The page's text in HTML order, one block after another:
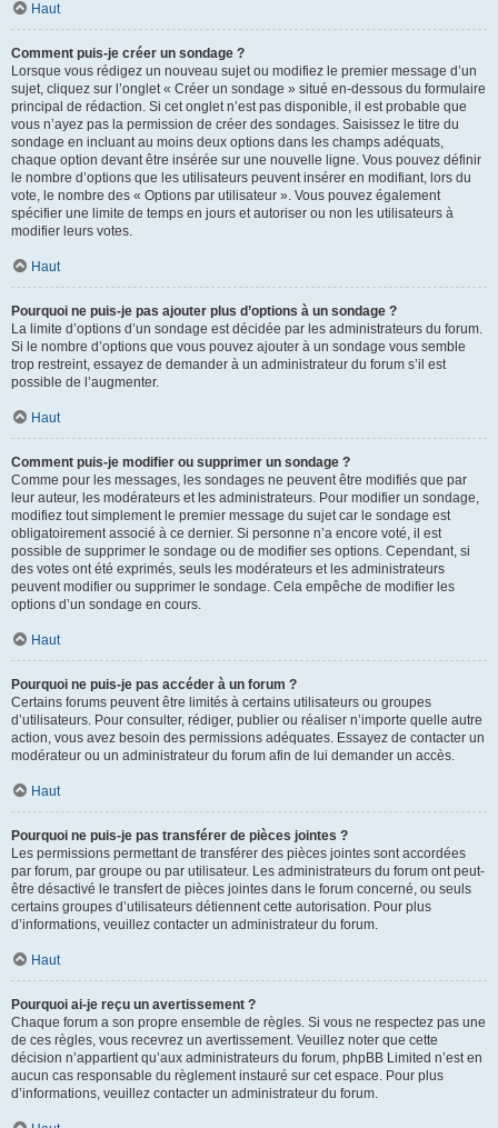
Haut
Comment puis-je créer un sondage ?
Lorsque vous rédigez un nouveau sujet ou modifiez le premier message d’un
sujet, cliquez sur l’onglet « Créer un sondage » situé en-dessous du formulaire
principal de rédaction. Si cet onglet n’est pas disponible, il est probable que
vous n’ayez pas la permission de créer des sondages. Saisissez le titre du
sondage en incluant au moins deux options dans les champs adéquats,
chaque option devant être insérée sur une nouvelle ligne. Vous pouvez définir
le nombre d’options que les utilisateurs peuvent insérer en modifiant, lors du
vote, le nombre des « Options par utilisateur ». Vous pouvez également
spécifier une limite de temps en jours et autoriser ou non les utilisateurs à
modifier leurs votes.
Haut
Pourquoi ne puis-je pas ajouter plus d’options à un sondage ?
La limite d’options d’un sondage est décidée par les administrateurs du forum.
Si le nombre d’options que vous pouvez ajouter à un sondage vous semble
trop restreint, essayez de demander à un administrateur du forum s’il est
possible de l’augmenter.
Haut
Comment puis-je modifier ou supprimer un sondage ?
Comme pour les messages, les sondages ne peuvent être modifiés que par
leur auteur, les modérateurs et les administrateurs. Pour modifier un sondage,
modifiez tout simplement le premier message du sujet car le sondage est
obligatoirement associé à ce dernier. Si personne n’a encore voté, il est
possible de supprimer le sondage ou de modifier ses options. Cependant, si
des votes ont été exprimés, seuls les modérateurs et les administrateurs
peuvent modifier ou supprimer le sondage. Cela empêche de modifier les
options d’un sondage en cours.
Haut
Pourquoi ne puis-je pas accéder à un forum ?
Certains forums peuvent être limités à certains utilisateurs ou groupes
d’utilisateurs. Pour consulter, rédiger, publier ou réaliser n’importe quelle autre
action, vous avez besoin des permissions adéquates. Essayez de contacter un
modérateur ou un administrateur du forum afin de lui demander un accès.
Haut
Pourquoi ne puis-je pas transférer de pièces jointes ?
Les permissions permettant de transférer des pièces jointes sont accordées
par forum, par groupe ou par utilisateur. Les administrateurs du forum ont peut-
être désactivé le transfert de pièces jointes dans le forum concerné, ou seuls
certains groupes d’utilisateurs détiennent cette autorisation. Pour plus
d’informations, veuillez contacter un administrateur du forum.
Haut
Pourquoi ai-je reçu un avertissement ?
Chaque forum a son propre ensemble de règles. Si vous ne respectez pas une
de ces règles, vous recevrez un avertissement. Veuillez noter que cette
décision n’appartient qu’aux administrateurs du forum, phpBB Limited n’est en
aucun cas responsable du règlement instauré sur cet espace. Pour plus
d’informations, veuillez contacter un administrateur du forum.